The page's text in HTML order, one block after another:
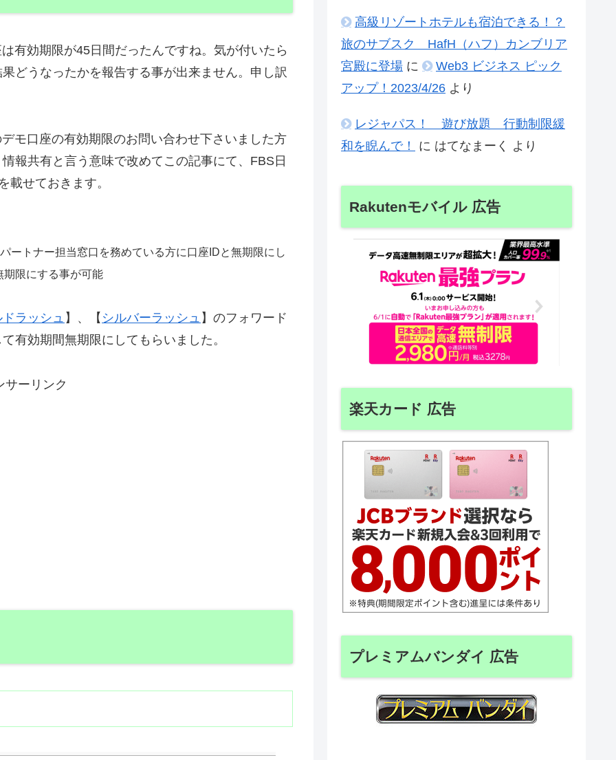
有効期限が45日間だったんですね。気が付いたら
どうなったかを報告する事が出来ません。申し訳
モ口座の有効期限のお問い合わせ下さいました方
報共有と言う意味で改めてこの記事にて、FBS日
載せておきます。
ートナー担当窓口を務めている方に口座IDと無期限にし
限にする事が可能
ラッシュ 】、【 シルバーラッシュ 】のフォワード
有効期間無期限にしてもらいました。
サーリンク
高級リゾートホテルも宿泊できる！？
旅のサブスク HafH（ハフ）カンブリア
宮殿に登場 に
Web3 ビジネス ピック
アップ！2023/4/26 より
レジャパス！ 遊び放題 行動制限緩
和を睨んで！
に はてなまーく より
Rakutenモバイル 広告
楽天カード 広告
プレミアムバンダイ 広告